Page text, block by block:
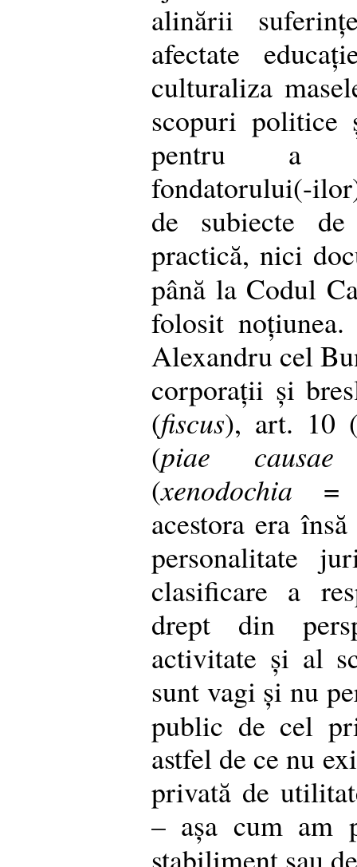
alinării
afectate
culturaliza
scopuri
pentru a
fondatorului(-
de subiecte
practică, nici
până la Codul
folosit
Alexandru cel
corporații și
(fiscus), art. 10
(piae causae
(xenodochia =
acestora era
personalitate
clasificare a
drept din
activitate și al
sunt vagi și nu
public de cel
astfel de ce nu
privată de
– așa cum am
stabiliment sau